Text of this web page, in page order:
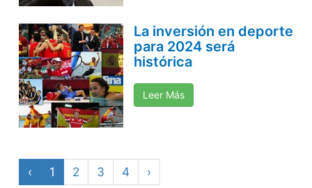
La inversión en deporte
para 2024 será
histórica
Leer Más
‹ 1 2 3 4 ›